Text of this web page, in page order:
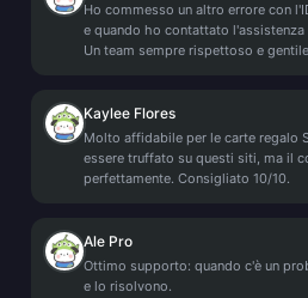
Ho commesso un altro errore con
e quando ho contattato
Un team sempre rispettoso e
Kaylee Flores
Molto affidabile per le carte regalo
essere truffato su questi siti, ma il
perfettamente. Consigliato 10/10.
Ale Pro
Ottimo supporto: quando c'è un
e lo risolvono.